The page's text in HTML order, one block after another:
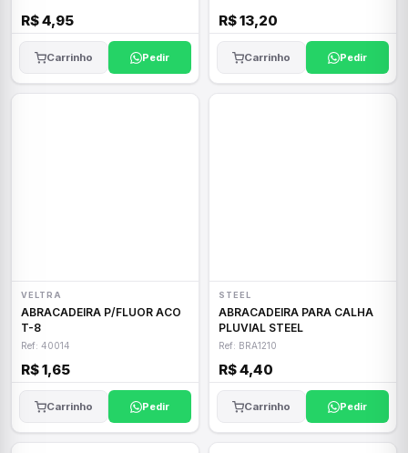
R$ 4,95
Carrinho Pedir
R$ 13,20
Carrinho Pedir
VELTRA
ABRACADEIRA P/FLUOR ACO
T-8
Ref: 40014
R$ 1,65
Carrinho Pedir
STEEL
ABRACADEIRA PARA CALHA
PLUVIAL STEEL
Ref: BRA1210
R$ 4,40
Carrinho Pedir